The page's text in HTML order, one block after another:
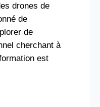
drones de
de
de
cherchant à
est